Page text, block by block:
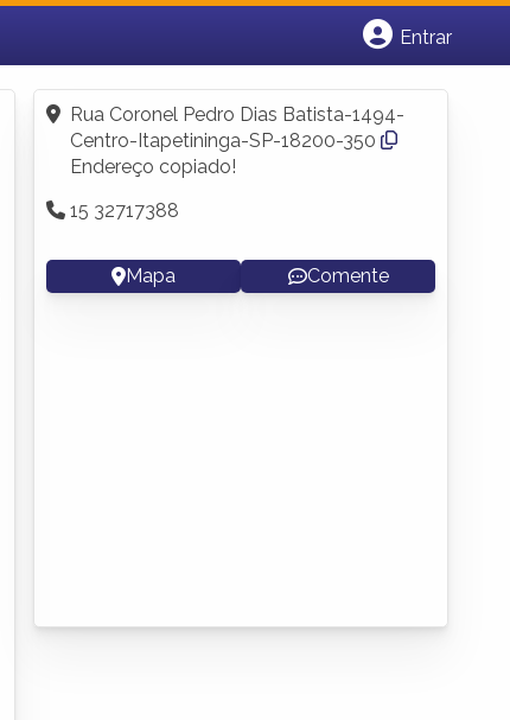
Entrar
Fazer login
Criar conta
Rua Coronel Pedro Dias Batista-1494-
Centro-Itapetininga-SP-18200-350
Endereço copiado!
15 32717388
Mapa Comente